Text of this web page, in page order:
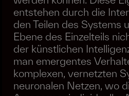
entstehen durch die
den Teilen des Systems
Ebene des Einzelteils
der künstlichen
man emergentes
komplexen, vernetzten
neuronalen Netzen, wo